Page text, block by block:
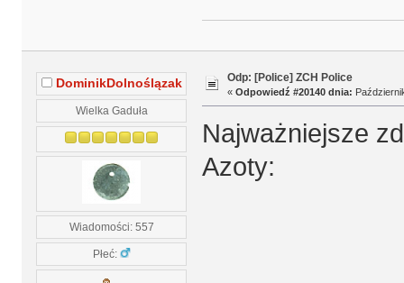
DominikDolnoślązak
Wielka Gaduła
Wiadomości: 557
Płeć:
Odp: [Police] ZCH Police
« Odpowiedź #20140 dnia:
Najważniejsze
Azoty: